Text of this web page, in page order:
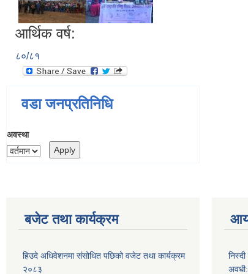
आर्थिक वर्ष:
८०/८१
वडा जनप्रतिनिधि
अवस्था
बजेट तथा कार्यक्रम
हिउदे अधिवेशनमा संसोधित पछिको वजेट तथा कार्यक्रम
२०८३
आय